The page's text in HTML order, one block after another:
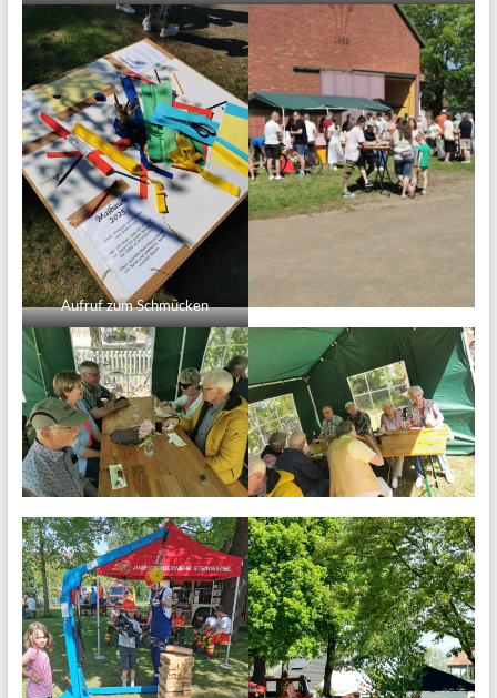
Aufruf zum Schmücken